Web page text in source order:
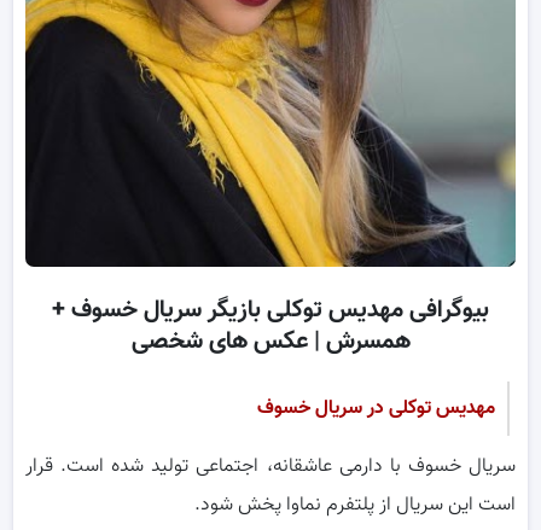
بیوگرافی مهدیس توکلی بازیگر سریال خسوف +
همسرش | عکس های شخصی
مهدیس توکلی در سریال خسوف
سریال خسوف با دارمی عاشقانه، اجتماعی تولید شده است. قرار
است این سریال از پلتفرم نماوا پخش شود.